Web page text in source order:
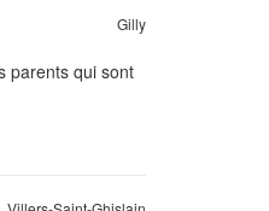
Gilly
parents qui sont